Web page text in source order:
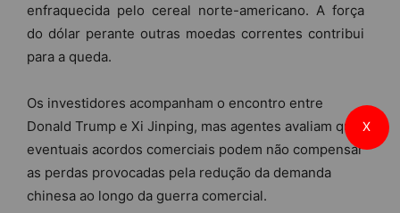
enfraquecida pelo cereal norte-americano. A força
do dólar perante outras moedas correntes contribui
para a queda.
Os investidores acompanham o encontro entre
Donald Trump e Xi Jinping, mas agentes avaliam que
eventuais acordos comerciais podem não compensar
as perdas provocadas pela redução da demanda
chinesa ao longo da guerra comercial.
X